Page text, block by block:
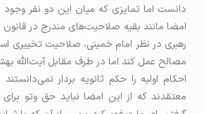
دانست اما تمایزی که میان این دو نفر
امضا مانند بقیه صلاحیت‌های مندرج در قانون
رهبری در نظر امام خمینی، صلاحیت تخییری
مصالح عمل کند اما در طرف مقابل آیت‌الله
احکام اولیه را حکم ثانویه بردار
معتقدند که از این امضا نباید حق وتو